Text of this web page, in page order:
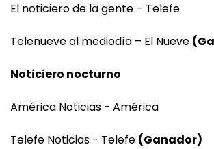
El noticiero de la gente – Telefe
Telenueve al mediodía – El Nueve
Noticiero nocturno
América Noticias - América
Telefe Noticias - Telefe (Ganador)